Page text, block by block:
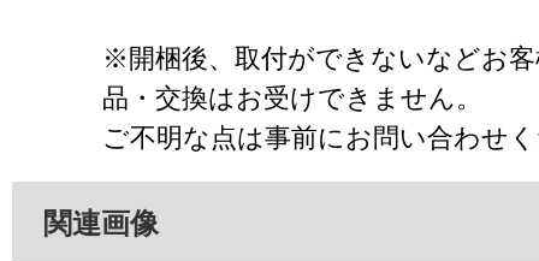
※開梱後、取付ができないなどお
品・交換はお受けできません。
ご不明な点は事前にお問い合わせ
関連画像